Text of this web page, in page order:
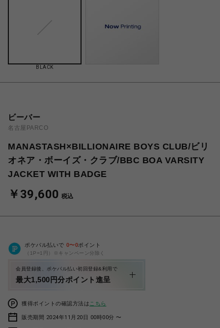
BLACK
ビーバー
名古屋PARCO
MANASTASH×BILLIONAIRE BOYS CLUB/ビリ
オネア・ボーイズ・クラブ/BBC BOA VARSITY
JACKET WITH BADGE
￥39,600 税込
ポケパル払いで 0〜0ポイント
（1P=1円）※キャンペーン分除く
会員登録後、ポケパル払い初回登録&利用で
最大1,500円分ポイント進呈
獲得ポイントの確認方法は こちら
販売期間 2024年11月20日 00時00分 〜